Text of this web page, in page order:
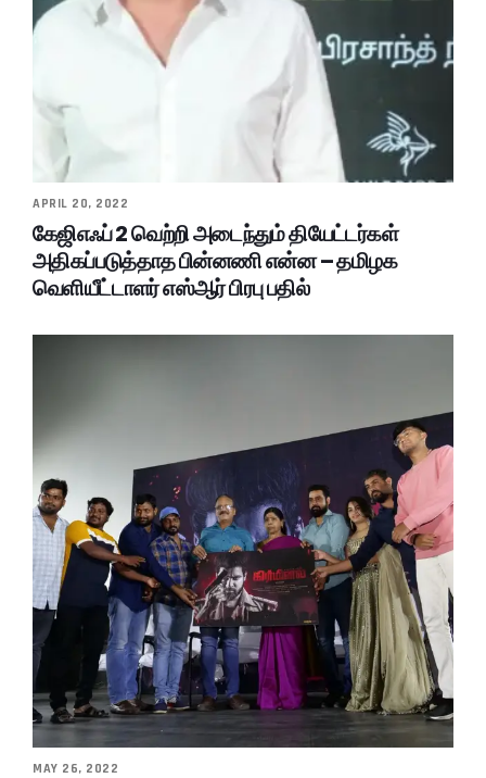
APRIL 20, 2022
கேஜிஎஃப் 2 வெற்றி அடைந்தும் தியேட்டர்கள்
அதிகப்படுத்தாத பின்னணி என்ன – தமிழக
வெளியீட்டாளர் எஸ்ஆர் பிரபு பதில்
MAY 26, 2022